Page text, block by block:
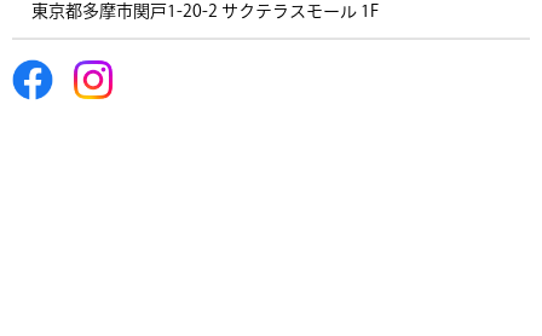
東京都多摩市関戸1-20-2 サクテラスモール 1F ​